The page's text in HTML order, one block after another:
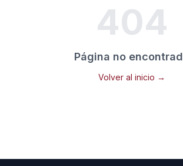
404
Página no
Volver al inicio →